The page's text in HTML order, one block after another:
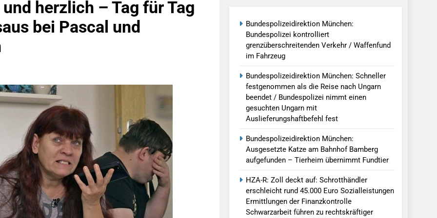
Auf: Schrotthändler Erschleicht Rund 45.000 Euro Sozialleistungen Ermittlungen Der Finanzkontrolle
Zu Rechtskräftiger Verurteilung Wegen Betrugs
München: Europaweit Gesuchtes Mitglied Einer Kriminellen Vereinigung Geht Ins Netz –
München: Update Zu Den Einsatzmaßnahmen Der Bundespolizei In Saarbrücken
München: Beinahekollision An Bahnübergang In Aubing / Bundespolizei Ermittelt Wegen
In Den Bahnverkehr
München: Couragierte Zeugen Halten Tatverdächtigen Fest / Mann Nach Gleissturz Verletzt
In Stillgelegtem Bahngebäude (Sendling)
Auf: Mehr Als 17.000 Zigaretten In Fahrzeug Und Anhänger Versteckt Kontrolle In Waidhaus Führt
Unversteuerter Zigaretten Und Einleitung Eines Steuerstrafverfahrens
herzlich – Tag für Tag
bei Pascal und
Bundespolizeidirektion München:
Bundespolizei kontrolliert
grenzüberschreitenden Verkehr / Waffenfund
im Fahrzeug
Bundespolizeidirektion München: Schneller
festgenommen als die Reise nach Ungarn
beendet / Bundespolizei nimmt einen
gesuchten Ungarn mit
Auslieferungshaftbefehl fest
Bundespolizeidirektion München:
Ausgesetzte Katze am Bahnhof Bamberg
aufgefunden – Tierheim übernimmt Fundtier
HZA-R: Zoll deckt auf: Schrotthändler
erschleicht rund 45.000 Euro Sozialleistungen
Ermittlungen der Finanzkontrolle
Schwarzarbeit führen zu rechtskräftiger